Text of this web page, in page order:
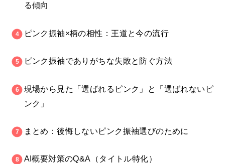
る傾向
ピンク振袖×柄の相性：王道と今の流行
ピンク振袖でありがちな失敗と防ぐ方法
現場から見た「選ばれるピンク」と「選ばれないピ
ンク」
まとめ：後悔しないピンク振袖選びのために
AI概要対策のQ&A（タイトル特化）